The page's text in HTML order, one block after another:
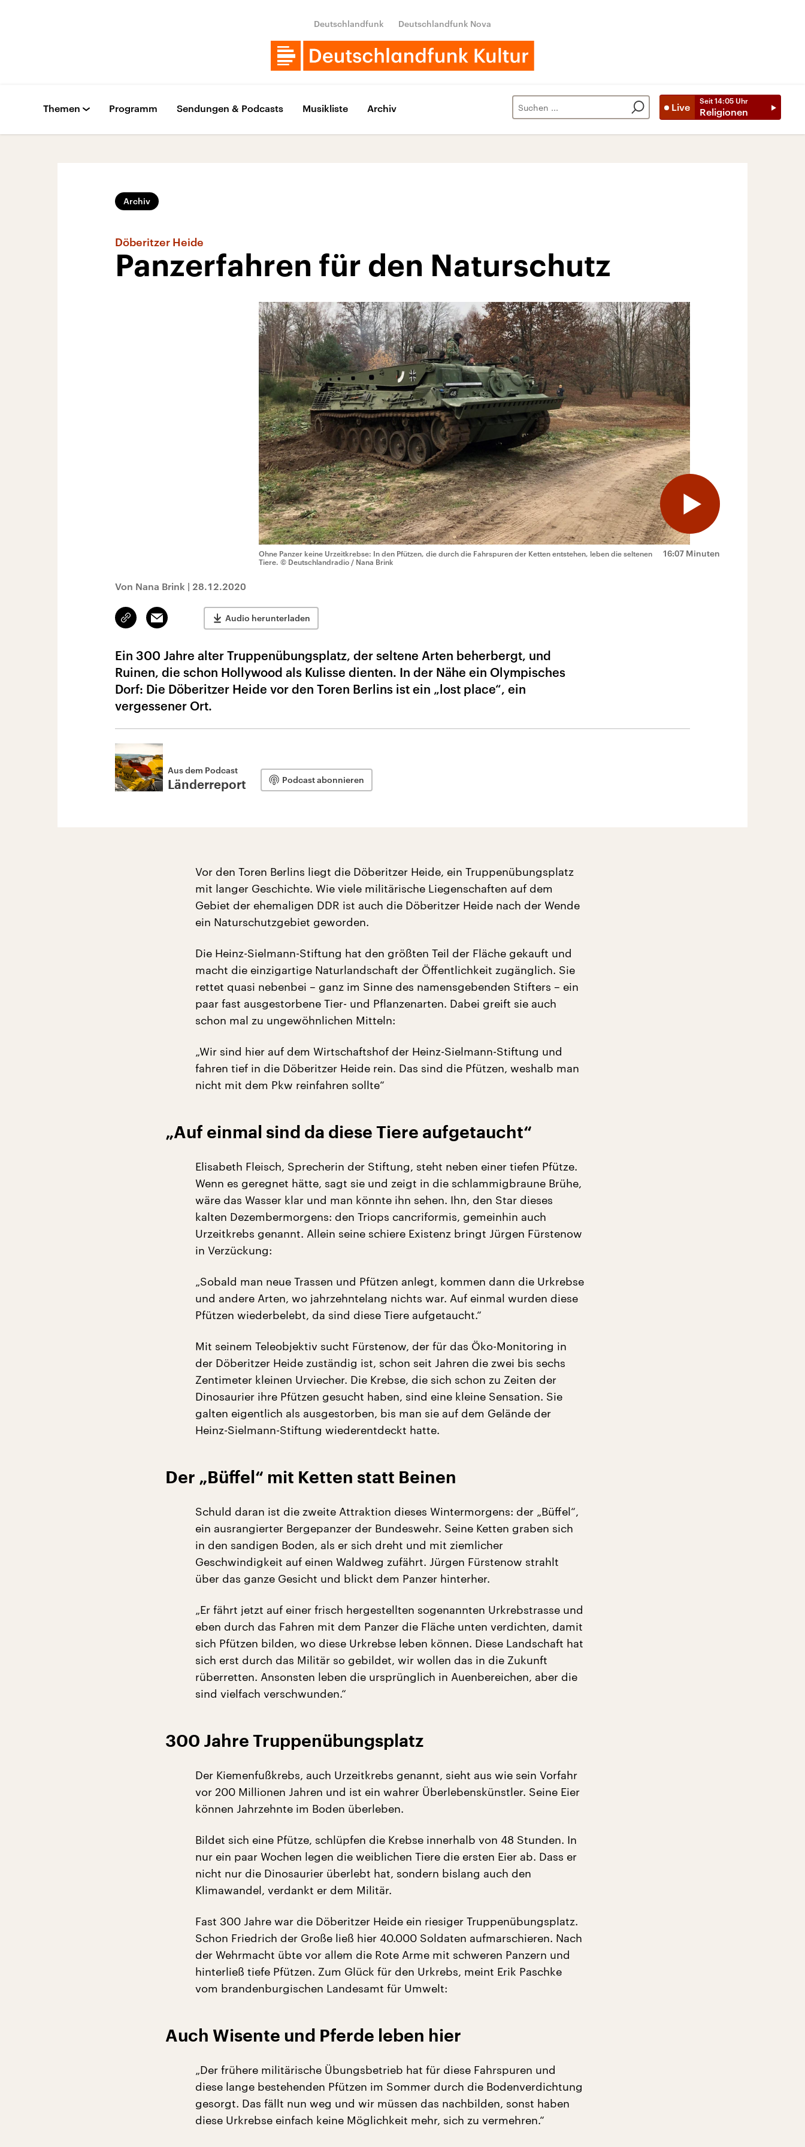
Deutschlandfunk Deutschlandfunk Nova
Live
Seit 14:05 Uhr
Religionen
Themen Programm Sendungen & Podcasts Musikliste Archiv
Archiv
Döberitzer Heide
Panzerfahren für den Naturschutz
16:07 Minuten
Ohne Panzer keine Urzeitkrebse: In den Pfützen, die durch die Fahrspuren der Ketten entstehen, leben die seltenen
Tiere. © Deutschlandradio / Nana Brink
Von Nana Brink | 28.12.2020
Link
kopieren/teilen
Email Audio herunterladen
Ein 300 Jahre alter Truppenübungsplatz, der seltene Arten beherbergt, und
Ruinen, die schon Hollywood als Kulisse dienten. In der Nähe ein Olympisches
Dorf: Die Döberitzer Heide vor den Toren Berlins ist ein „lost place“, ein
vergessener Ort.
Aus dem Podcast
Länderreport Podcast abonnieren
Vor den Toren Berlins liegt die Döberitzer Heide, ein Truppenübungsplatz
mit langer Geschichte. Wie viele militärische Liegenschaften auf dem
Gebiet der ehemaligen DDR ist auch die Döberitzer Heide nach der Wende
ein Naturschutzgebiet geworden.
Die Heinz-Sielmann-Stiftung hat den größten Teil der Fläche gekauft und
macht die einzigartige Naturlandschaft der Öffentlichkeit zugänglich. Sie
rettet quasi nebenbei – ganz im Sinne des namensgebenden Stifters – ein
paar fast ausgestorbene Tier- und Pflanzenarten. Dabei greift sie auch
schon mal zu ungewöhnlichen Mitteln:
„Wir sind hier auf dem Wirtschaftshof der Heinz-Sielmann-Stiftung und
fahren tief in die Döberitzer Heide rein. Das sind die Pfützen, weshalb man
nicht mit dem Pkw reinfahren sollte“
„Auf einmal sind da diese Tiere aufgetaucht“
Elisabeth Fleisch, Sprecherin der Stiftung, steht neben einer tiefen Pfütze.
Wenn es geregnet hätte, sagt sie und zeigt in die schlammigbraune Brühe,
wäre das Wasser klar und man könnte ihn sehen. Ihn, den Star dieses
kalten Dezembermorgens: den Triops cancriformis, gemeinhin auch
Urzeitkrebs genannt. Allein seine schiere Existenz bringt Jürgen Fürstenow
in Verzückung:
„Sobald man neue Trassen und Pfützen anlegt, kommen dann die Urkrebse
und andere Arten, wo jahrzehntelang nichts war. Auf einmal wurden diese
Pfützen wiederbelebt, da sind diese Tiere aufgetaucht.“
Mit seinem Teleobjektiv sucht Fürstenow, der für das Öko-Monitoring in
der Döberitzer Heide zuständig ist, schon seit Jahren die zwei bis sechs
Zentimeter kleinen Urviecher. Die Krebse, die sich schon zu Zeiten der
Dinosaurier ihre Pfützen gesucht haben, sind eine kleine Sensation. Sie
galten eigentlich als ausgestorben, bis man sie auf dem Gelände der
Heinz-Sielmann-Stiftung wiederentdeckt hatte.
Der „Büffel“ mit Ketten statt Beinen
Schuld daran ist die zweite Attraktion dieses Wintermorgens: der „Büffel“,
ein ausrangierter Bergepanzer der Bundeswehr. Seine Ketten graben sich
in den sandigen Boden, als er sich dreht und mit ziemlicher
Geschwindigkeit auf einen Waldweg zufährt. Jürgen Fürstenow strahlt
über das ganze Gesicht und blickt dem Panzer hinterher.
„Er fährt jetzt auf einer frisch hergestellten sogenannten Urkrebstrasse und
eben durch das Fahren mit dem Panzer die Fläche unten verdichten, damit
sich Pfützen bilden, wo diese Urkrebse leben können. Diese Landschaft hat
sich erst durch das Militär so gebildet, wir wollen das in die Zukunft
rüberretten. Ansonsten leben die ursprünglich in Auenbereichen, aber die
sind vielfach verschwunden.“
300 Jahre Truppenübungsplatz
Der Kiemenfußkrebs, auch Urzeitkrebs genannt, sieht aus wie sein Vorfahr
vor 200 Millionen Jahren und ist ein wahrer Überlebenskünstler. Seine Eier
können Jahrzehnte im Boden überleben.
Bildet sich eine Pfütze, schlüpfen die Krebse innerhalb von 48 Stunden. In
nur ein paar Wochen legen die weiblichen Tiere die ersten Eier ab. Dass er
nicht nur die Dinosaurier überlebt hat, sondern bislang auch den
Klimawandel, verdankt er dem Militär.
Fast 300 Jahre war die Döberitzer Heide ein riesiger Truppenübungsplatz.
Schon Friedrich der Große ließ hier 40.000 Soldaten aufmarschieren. Nach
der Wehrmacht übte vor allem die Rote Arme mit schweren Panzern und
hinterließ tiefe Pfützen. Zum Glück für den Urkrebs, meint Erik Paschke
vom brandenburgischen Landesamt für Umwelt:
Auch Wisente und Pferde leben hier
„Der frühere militärische Übungsbetrieb hat für diese Fahrspuren und
diese lange bestehenden Pfützen im Sommer durch die Bodenverdichtung
gesorgt. Das fällt nun weg und wir müssen das nachbilden, sonst haben
diese Urkrebse einfach keine Möglichkeit mehr, sich zu vermehren.“